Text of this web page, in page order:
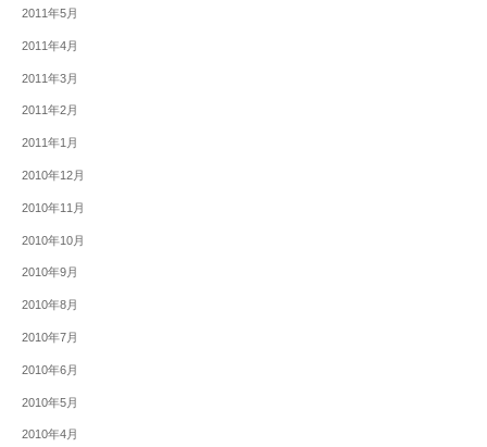
2011年5月
2011年4月
2011年3月
2011年2月
2011年1月
2010年12月
2010年11月
2010年10月
2010年9月
2010年8月
2010年7月
2010年6月
2010年5月
2010年4月